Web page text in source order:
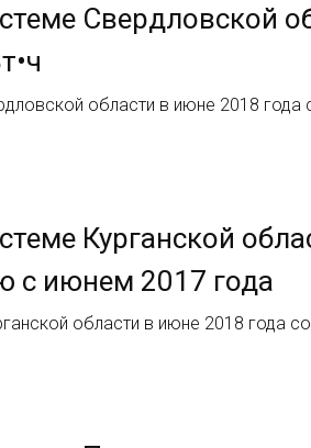
Свердловской
области в июне 2018 года
Курганской
с июнем 2017 года
области в июне 2018 года